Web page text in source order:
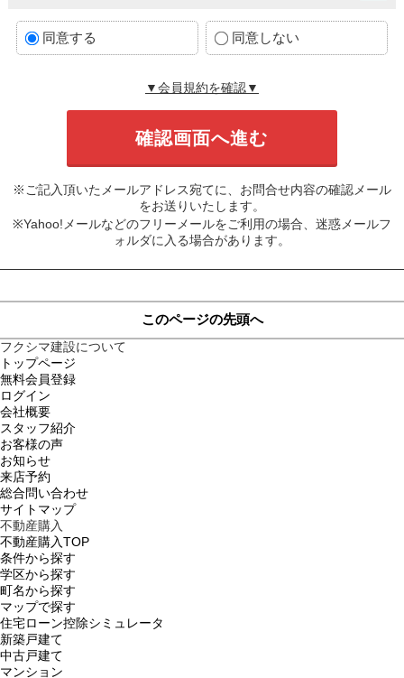
同意する 同意しない
▼会員規約を確認▼
※ご記入頂いたメールアドレス宛てに、お問合せ内容の確認メール
をお送りいたします。
※Yahoo!メールなどのフリーメールをご利用の場合、迷惑メールフ
ォルダに入る場合があります。
このページの先頭へ
フクシマ建設について
トップページ
無料会員登録
ログイン
会社概要
スタッフ紹介
お客様の声
お知らせ
来店予約
総合問い合わせ
サイトマップ
不動産購入
不動産購入TOP
条件から探す
学区から探す
町名から探す
マップで探す
住宅ローン控除シミュレータ
新築戸建て
中古戸建て
マンション